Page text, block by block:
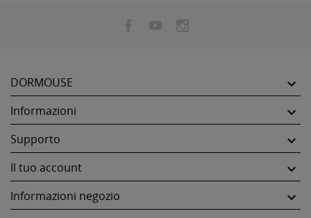
DORMOUSE 
Informazioni 
Supporto 
Il tuo account 
Informazioni negozio 